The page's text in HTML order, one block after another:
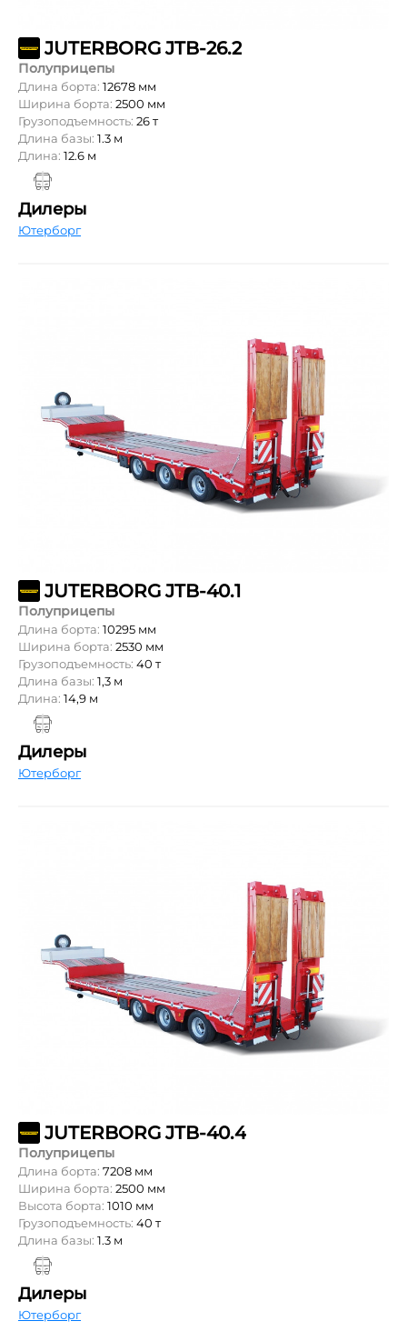
JUTERBORG JTB-26.2
Полуприцепы
Длина борта: 12678 мм
Ширина борта: 2500 мм
Грузоподъемность: 26 т
Длина базы: 1.3 м
Длина: 12.6 м
Дилеры
Ютерборг
JUTERBORG JTB-40.1
Полуприцепы
Длина борта: 10295 мм
Ширина борта: 2530 мм
Грузоподъемность: 40 т
Длина базы: 1,3 м
Длина: 14,9 м
Дилеры
Ютерборг
JUTERBORG JTB-40.4
Полуприцепы
Длина борта: 7208 мм
Ширина борта: 2500 мм
Высота борта: 1010 мм
Грузоподъемность: 40 т
Длина базы: 1.3 м
Дилеры
Ютерборг